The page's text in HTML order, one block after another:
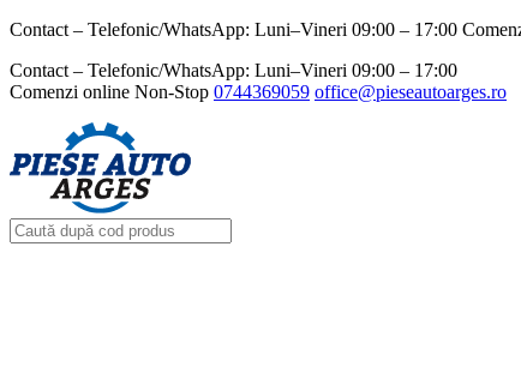
Contact – Telefonic/WhatsApp: Luni–Vineri 09:00 – 17:00
Contact – Telefonic/WhatsApp: Luni–Vineri 09:00 – 17:00
Comenzi online Non-Stop 0744369059‬ office@pieseautoarges.ro